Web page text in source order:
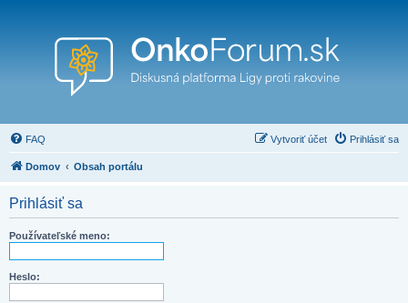
FAQ Prihlásiť sa
Vytvoriť účet
Domov Obsah portálu
Prihlásiť sa
Používateľské meno:
Heslo: